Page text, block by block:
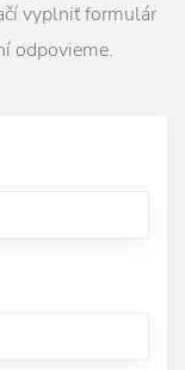
vyplniť formulár
odpovieme.